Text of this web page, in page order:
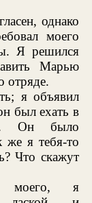
однако
моего
Я решился
Марью
отряде.
я объявил
был ехать в
Он было
же я тебя-то
Что скажут
моего, я